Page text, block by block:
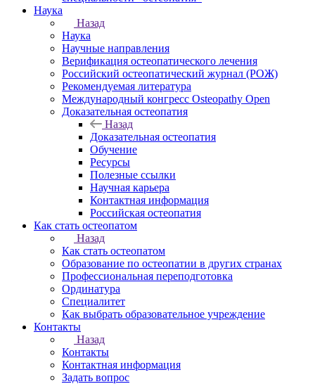
Наука
Назад
Наука
Научные направления
Верификация остеопатического лечения
Российский остеопатический журнал (РОЖ)
Рекомендуемая литература
Международный конгресс Osteopathy Open
Доказательная остеопатия
Назад
Доказательная остеопатия
Обучение
Ресурсы
Полезные ссылки
Научная карьера
Контактная информация
Российская остеопатия
Как стать остеопатом
Назад
Как стать остеопатом
Образование по остеопатии в других странах
Профессиональная переподготовка
Ординатура
Специалитет
Как выбрать образовательное учреждение
Контакты
Назад
Контакты
Контактная информация
Задать вопрос